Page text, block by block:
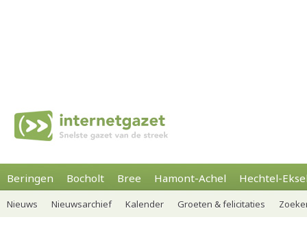
Beringen Bocholt Bree Hamont-Achel Hechtel-
Nieuws Nieuwsarchief Kalender Groeten & felicitaties